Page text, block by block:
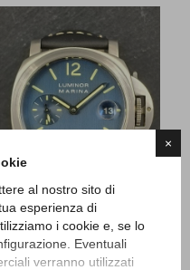
×
al nostro sito di
esperienza di
i cookie e, se lo
Eventuali
verranno utilizzati
Panerai